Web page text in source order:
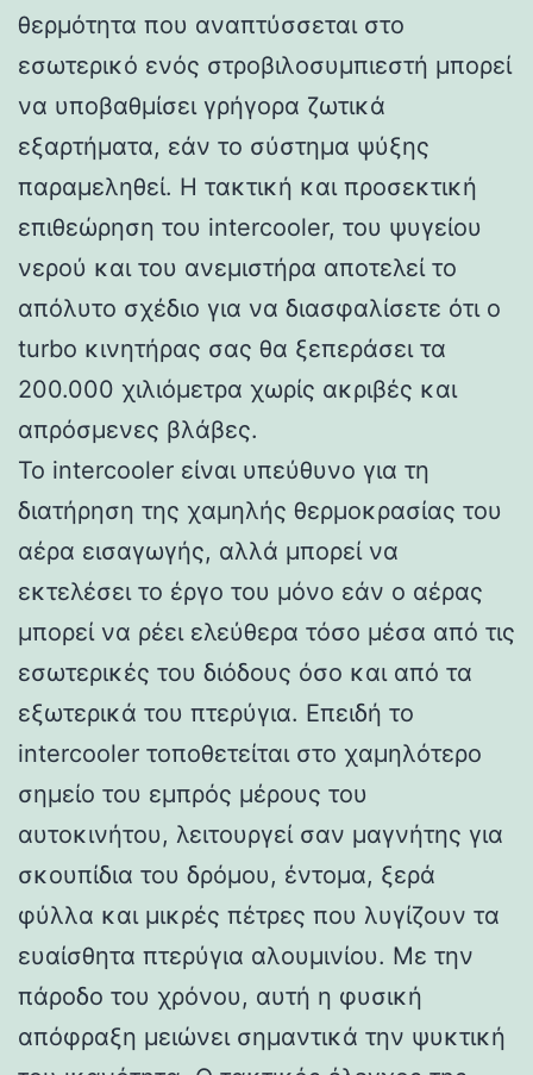
θερμότητα που αναπτύσσεται στο
εσωτερικό ενός στροβιλοσυμπιεστή μπορεί
να υποβαθμίσει γρήγορα ζωτικά
εξαρτήματα, εάν το σύστημα ψύξης
παραμεληθεί. Η τακτική και προσεκτική
επιθεώρηση του intercooler, του ψυγείου
νερού και του ανεμιστήρα αποτελεί το
απόλυτο σχέδιο για να διασφαλίσετε ότι ο
turbo κινητήρας σας θα ξεπεράσει τα
200.000 χιλιόμετρα χωρίς ακριβές και
απρόσμενες βλάβες.
Το intercooler είναι υπεύθυνο για τη
διατήρηση της χαμηλής θερμοκρασίας του
αέρα εισαγωγής, αλλά μπορεί να
εκτελέσει το έργο του μόνο εάν ο αέρας
μπορεί να ρέει ελεύθερα τόσο μέσα από τις
εσωτερικές του διόδους όσο και από τα
εξωτερικά του πτερύγια. Επειδή το
intercooler τοποθετείται στο χαμηλότερο
σημείο του εμπρός μέρους του
αυτοκινήτου, λειτουργεί σαν μαγνήτης για
σκουπίδια του δρόμου, έντομα, ξερά
φύλλα και μικρές πέτρες που λυγίζουν τα
ευαίσθητα πτερύγια αλουμινίου. Με την
πάροδο του χρόνου, αυτή η φυσική
απόφραξη μειώνει σημαντικά την ψυκτική